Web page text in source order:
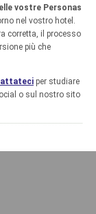
vostre Personas
nel vostro hotel.
corretta, il processo
più che
per studiare
o sul nostro sito